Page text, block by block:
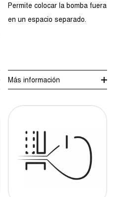
Permite colocar la bomba fuera
en un espacio separado.
Más información